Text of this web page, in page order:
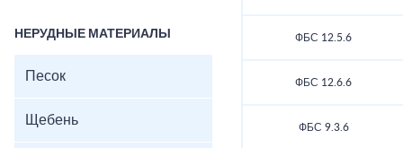
НЕРУДНЫЕ МАТЕРИАЛЫ
Песок
Щебень
ФБС 12.5.6
ФБС 12.6.6
ФБС 9.3.6